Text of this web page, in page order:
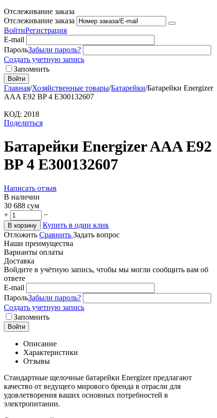
Отслеживание заказа
Отслеживание заказа
ВойтиРегистрация
E-mail
ПарольЗабыли пароль?
Создать учетную запись
Запомнить
Войти
Главная/Хозяйственные товары/Батарейки/Батарейки Energizer
AAA E92 BP 4 E300132607
КОД: 2018
Поделиться
Батарейки Energizer AAA E92
BP 4 E300132607
Написать отзыв
В наличии
30 688 сум
+
−
В корзину
Купить в один клик
Отложить Сравнить Задать вопрос
Наши преимущества
Варианты оплаты
Доставка
Войдите в учётную запись, чтобы мы могли сообщить вам об
ответе
E-mail
ПарольЗабыли пароль?
Создать учетную запись
Запомнить
Войти
Описание
Характеристики
Отзывы
Стандартные щелочные батарейки Energizer предлагают
качество от ведущего мирового бренда в отрасли для
удовлетворения ваших основных потребностей в
электропитании.